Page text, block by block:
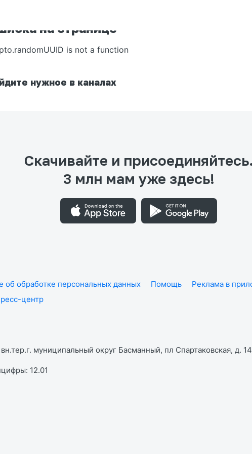
на странице
is not a function
нужное в каналах
Скачивайте и присоединяйтесь.
3 млн мам уже здесь!
об обработке персональных данных Помощь Реклама в
центр
муниципальный округ Басманный, пл Спартаковская, д.
12.01